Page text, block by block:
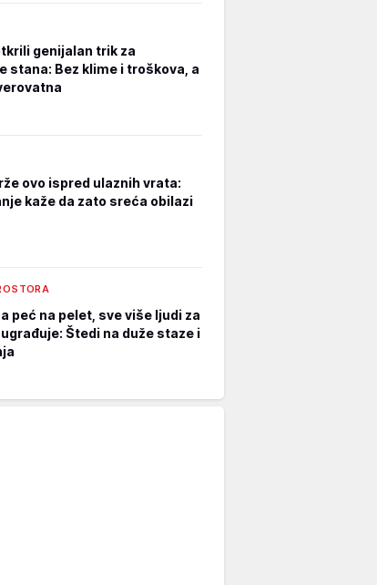
genijalan trik za
stana: Bez klime i troškova, a
ovo ispred ulaznih vrata:
kaže da zato sreća obilazi
peć na pelet, sve više ljudi za
Štedi na duže staze i